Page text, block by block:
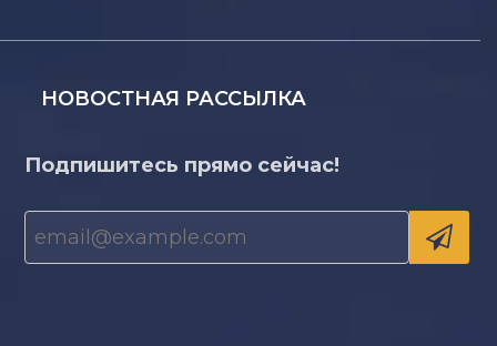
НОВОСТНАЯ РАССЫЛКА
Подпишитесь прямо сейчас!